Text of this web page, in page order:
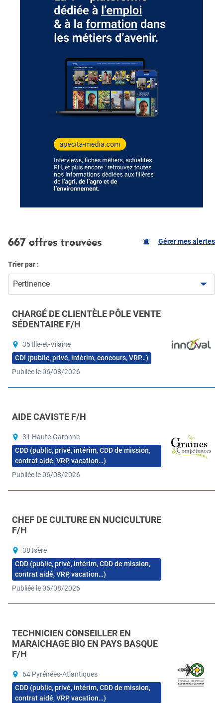
667 offres trouvées Gérer mes alertes
Trier par :
Pertinence
CHARGÉ DE CLIENTÈLE PÔLE VENTE
SÉDENTAIRE F/H
35 Ille-et-Vilaine
CDI (public, privé, intérim, concours, VRP…)
Publiée le 06/08/2026
AIDE CAVISTE F/H
31 Haute-Garonne
CDD (public, privé, intérim, CDD de mission,
contrat aidé, VRP, vacation…)
Publiée le 06/08/2026
CHEF DE CULTURE EN NUCICULTURE
F/H
38 Isère
CDD (public, privé, intérim, CDD de mission,
contrat aidé, VRP, vacation…)
Publiée le 06/08/2026
TECHNICIEN CONSEILLER EN
MARAICHAGE BIO EN PAYS BASQUE
F/H
64 Pyrénées-Atlantiques
CDD (public, privé, intérim, CDD de mission,
contrat aidé, VRP, vacation…)